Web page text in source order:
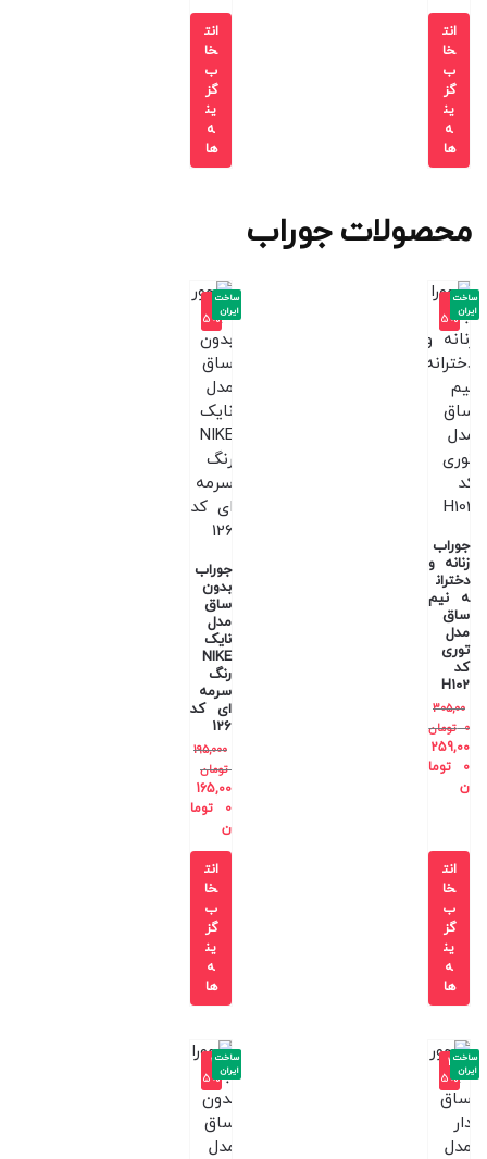
انت
خا
ب
گز
ین
ه
ها
انت
خا
ب
گز
ین
ه
ها
محصولات جوراب
-1
5%
جوراب
زنانه و
دختران
ه نیم
ساق
مدل
توری
کد
H102
305,00
0 تومان
259,00
0
توما
ن
ساخت
ایران
انت
خا
ب
گز
ین
ه
ها
-1
5%
جوراب
بدون
ساق
مدل
نایک
NIKE
رنگ
سرمه
ای کد
126
195,000
تومان
165,00
0
توما
ن
ساخت
ایران
انت
خا
ب
گز
ین
ه
ها
-3
5%
ساخت
ایران
-2
5%
ساخت
ایران